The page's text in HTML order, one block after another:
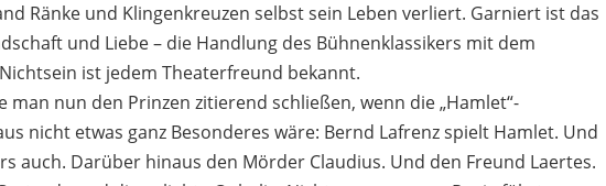
Ränke und Klingenkreuzen selbst sein Leben verliert. Garniert ist das
und Liebe – die Handlung des Bühnenklassikers mit dem
ist jedem Theaterfreund bekannt.
man nun den Prinzen zitierend schließen, wenn die „Hamlet“-
nicht etwas ganz Besonderes wäre: Bernd Lafrenz spielt Hamlet. Und
auch. Darüber hinaus den Mörder Claudius. Und den Freund Laertes.